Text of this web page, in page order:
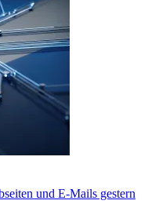
und E-Mails gestern